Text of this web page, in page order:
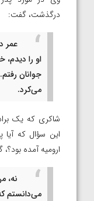
درگذشت، گفت:
عمر
او را
جوانان
می‌کرد.
شاکری که یک
این سؤال که
ارومیه آمده
نه،